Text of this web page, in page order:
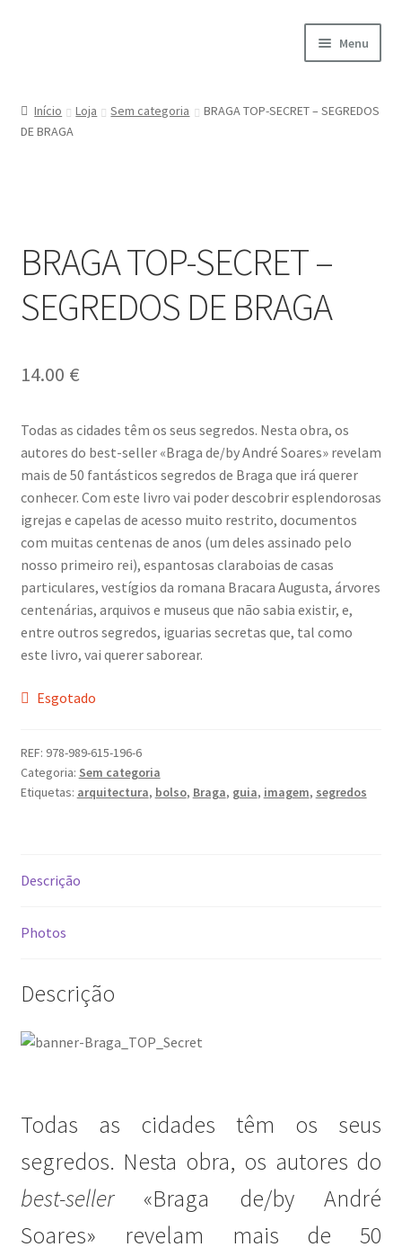
Menu
A minha conta
Checkout
Cookie Policy
Courses
Dicas
Dicas de Fotografia
Dicas Photoshop
FEIRA DO LIVRO: Última semana da Campanha 50-15
Livros gratuitos de Fotografia
Patrocínio a DICAS DE FOTOGRAFIA
Teletrabalho e Ensino à distância
TOP 10
Exposições
“Um Rio, Uma Serra”, de Manuel Justo Gardete
«FOTO | PHOTO PORTUGAL»
About looking
Ana Manuel Mestre vence Maratona Fotográfica Fnac
Início Loja Sem categoria
BRAGA TOP-SECRET – SEGREDOS
DE BRAGA
BRAGA TOP-SECRET –
SEGREDOS DE BRAGA
14.00 €
Todas as cidades têm os seus segredos. Nesta obra, os
autores do best-seller «Braga de/by André Soares» revelam
mais de 50 fantásticos segredos de Braga que irá querer
conhecer. Com este livro vai poder descobrir esplendorosas
igrejas e capelas de acesso muito restrito, documentos
com muitas centenas de anos (um deles assinado pelo
nosso primeiro rei), espantosas claraboias de casas
particulares, vestígios da romana Bracara Augusta, árvores
centenárias, arquivos e museus que não sabia existir, e,
entre outros segredos, iguarias secretas que, tal como
este livro, vai querer saborear.
Esgotado
REF: 978-989-615-196-6
Categoria: Sem categoria
Etiquetas: arquitectura, bolso, Braga, guia, imagem, segredos
Descrição
Photos
Descrição
Todas as cidades têm os seus
segredos. Nesta obra, os autores do
best-seller«Braga de/by André
Soares» revelam mais de 50